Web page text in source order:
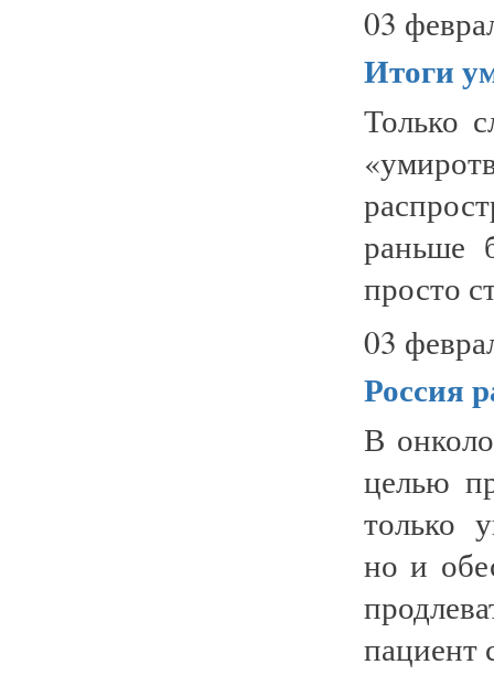
03
Итоги
Только
раньше
просто
03
Россия
В
целью
только
но и
пациент